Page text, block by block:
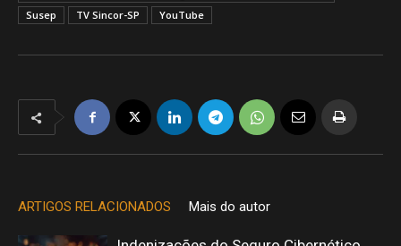
Susep
TV Sincor-SP YouTube
ARTIGOS RELACIONADOS Mais do autor